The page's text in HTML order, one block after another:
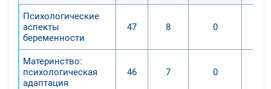
Психологические
аспекты
беременности
47 8 0
Материнство:
психологическая
адаптация
46 7 0